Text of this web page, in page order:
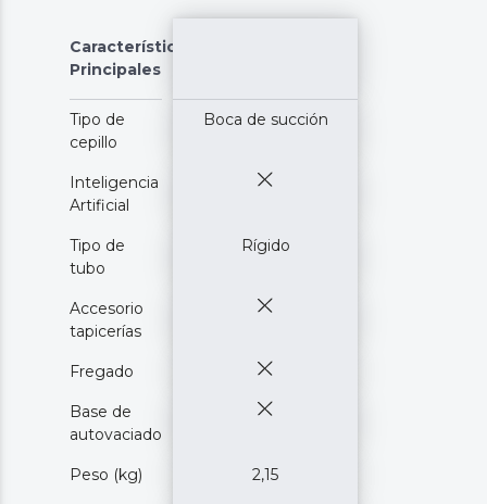
Características
Principales
Tipo de
cepillo
Boca de succión
Inteligencia
Artificial
Tipo de
tubo
Rígido
Accesorio
tapicerías
Fregado
Base de
autovaciado
Peso (kg) 2,15